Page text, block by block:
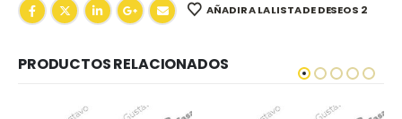
AÑADIR A LA LISTA DE DESEOS 2
PRODUCTOS RELACIONADOS